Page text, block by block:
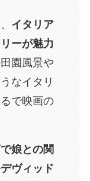
イタリア
ーが魅力
園風景や
なイタリ
で映画の
娘との関
ヴィッド